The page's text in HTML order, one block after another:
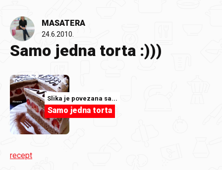
MASATERA
24.6.2010.
Samo jedna torta :)))
Slika je povezana sa...
Samo jedna torta
recept